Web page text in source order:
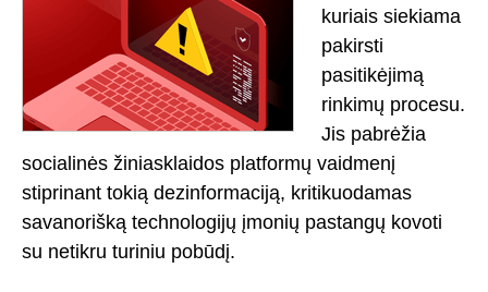
kuriais siekiama
pakirsti
pasitikėjimą
rinkimų procesu.
Jis pabrėžia
socialinės žiniasklaidos platformų vaidmenį
stiprinant tokią dezinformaciją, kritikuodamas
savanorišką technologijų įmonių pastangų kovoti
su netikru turiniu pobūdį.